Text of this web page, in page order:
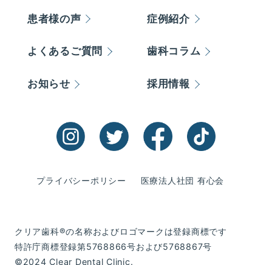
患者様の声 症例紹介
よくあるご質問 歯科コラム
お知らせ 採用情報
プライバシーポリシー 医療法人社団 有心会
クリア歯科®の名称およびロゴマークは登録商標です
特許庁商標登録第5768866号および5768867号
©2024 Clear Dental Clinic.